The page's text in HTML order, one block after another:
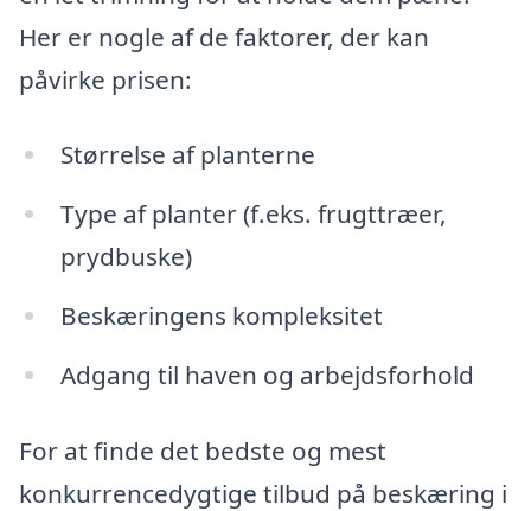
Her er nogle af de faktorer, der kan
påvirke prisen:
Størrelse af planterne
Type af planter (f.eks. frugttræer,
prydbuske)
Beskæringens kompleksitet
Adgang til haven og arbejdsforhold
For at finde det bedste og mest
konkurrencedygtige tilbud på beskæring i